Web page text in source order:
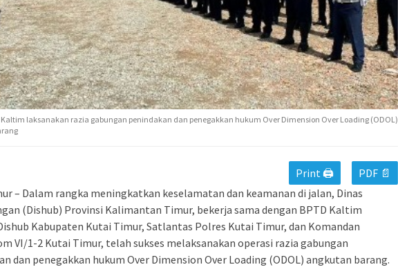
Kaltim laksanakan razia gabungan penindakan dan penegakkan hukum Over Dimension Over Loading (ODOL)
Print 🖨
PDF 📄
– Dalam rangka meningkatkan keselamatan dan keamanan di jalan, Dinas
(Dishub) Provinsi Kalimantan Timur, bekerja sama dengan BPTD Kaltim
Kabupaten Kutai Timur, Satlantas Polres Kutai Timur, dan Komandan
VI/1-2 Kutai Timur, telah sukses melaksanakan operasi razia gabungan
dan penegakkan hukum Over Dimension Over Loading (ODOL) angkutan barang.